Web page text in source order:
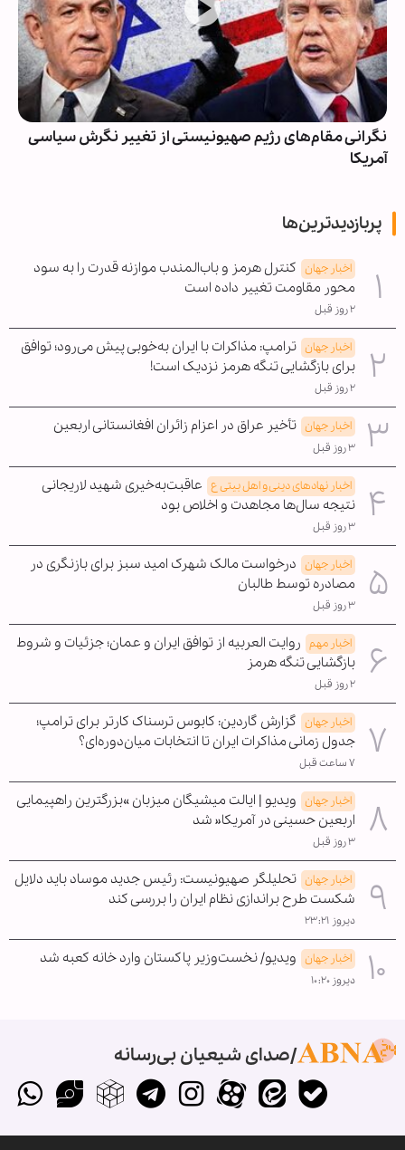
نگرانی مقام‌های رژیم صهیونیستی از تغییر نگرش سیاسی
آمریکا
پربازدیدترین‌ها
اخبار جهان کنترل هرمز و باب‌المندب موازنه قدرت را به سود
محور مقاومت تغییر داده است
۲ روز قبل
اخبار جهان ترامپ: مذاکرات با ایران به‌خوبی پیش می‌رود؛ توافق
برای بازگشایی تنگه هرمز نزدیک است!
۲ روز قبل
اخبار جهان تأخیر عراق در اعزام زائران افغانستانی اربعین
۳ روز قبل
اخبار نهادهای دینی و اهل بیتی ع عاقبت‌به‌خیری شهید لاریجانی
نتیجه سال‌ها مجاهدت و اخلاص بود
۳ روز قبل
اخبار جهان درخواست مالک شهرک امید سبز برای بازنگری در
مصادره توسط طالبان
۳ روز قبل
اخبار مهم روایت العربیه از توافق ایران و عمان؛ جزئیات و شروط
بازگشایی تنگه هرمز
۲ روز قبل
اخبار جهان گزارش گاردین: کابوس ترسناک کارتر برای ترامپ؛
جدول زمانی مذاکرات ایران تا انتخابات میان‌دوره‌ای؟
۷ ساعت قبل
اخبار جهان ویدیو | ایالت میشیگان میزبان »بزرگترین راهپیمایی
اربعین حسینی در آمریکا« شد
۳ روز قبل
اخبار جهان تحلیلگر صهیونیست: رئیس جدید موساد باید دلایل
شکست طرح براندازی نظام ایران را بررسی کند
دیروز ۲۳:۲۱
اخبار جهان ویدیو/ نخست‌وزیر پاکستان وارد خانه کعبه شد
دیروز ۱۰:۲۰
صدای شیعیان بی‌رسانه